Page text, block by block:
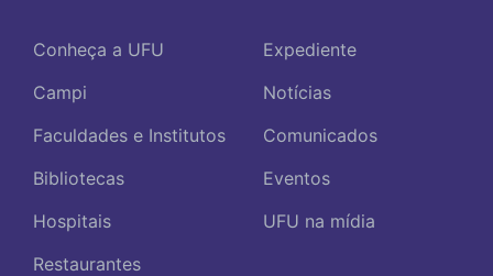
Conheça a UFU
Campi
Faculdades e Institutos
Bibliotecas
Hospitais
Restaurantes
Expediente
Notícias
Comunicados
Eventos
UFU na mídia